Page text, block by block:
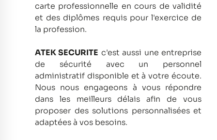
carte professionnelle en cours de validité
et des diplômes requis pour l'exercice de
la profession.
ATEK SECURITE c'est aussi une entreprise
de sécurité avec un personnel
administratif disponible et à votre écoute.
Nous nous engageons à vous répondre
dans les meilleurs délais afin de vous
proposer des solutions personnalisées et
adaptées à vos besoins.